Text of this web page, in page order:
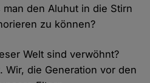
den Aluhut in die Stirn
zu können?
Welt sind verwöhnt?
Wir, die Generation vor den